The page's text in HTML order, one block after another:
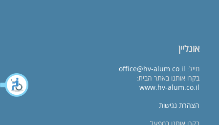
אונליין
מייל: office@hv-alum.co.il
בקרו אותנו באתר הבית:
www.hv-alum.co.il
הצהרת נגישות